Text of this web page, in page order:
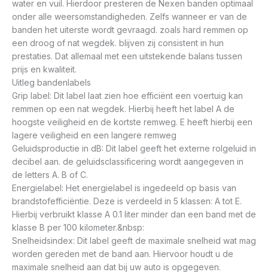
water en vuil. Hierdoor presteren de Nexen banden optimaal
onder alle weersomstandigheden. Zelfs wanneer er van de
banden het uiterste wordt gevraagd. zoals hard remmen op
een droog of nat wegdek. blijven zij consistent in hun
prestaties. Dat allemaal met een uitstekende balans tussen
prijs en kwaliteit.
Uitleg bandenlabels
Grip label: Dit label laat zien hoe efficiënt een voertuig kan
remmen op een nat wegdek. Hierbij heeft het label A de
hoogste veiligheid en de kortste remweg. E heeft hierbij een
lagere veiligheid en een langere remweg
Geluidsproductie in dB: Dit label geeft het externe rolgeluid in
decibel aan. de geluidsclassificering wordt aangegeven in
de letters A. B of C.
Energielabel: Het energielabel is ingedeeld op basis van
brandstofefficiëntie. Deze is verdeeld in 5 klassen: A tot E.
Hierbij verbruikt klasse A 0.1 liter minder dan een band met de
klasse B per 100 kilometer.&nbsp:
Snelheidsindex: Dit label geeft de maximale snelheid wat mag
worden gereden met de band aan. Hiervoor houdt u de
maximale snelheid aan dat bij uw auto is opgegeven.